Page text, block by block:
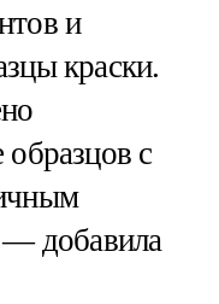
и
краски.
образцов с
— добавила